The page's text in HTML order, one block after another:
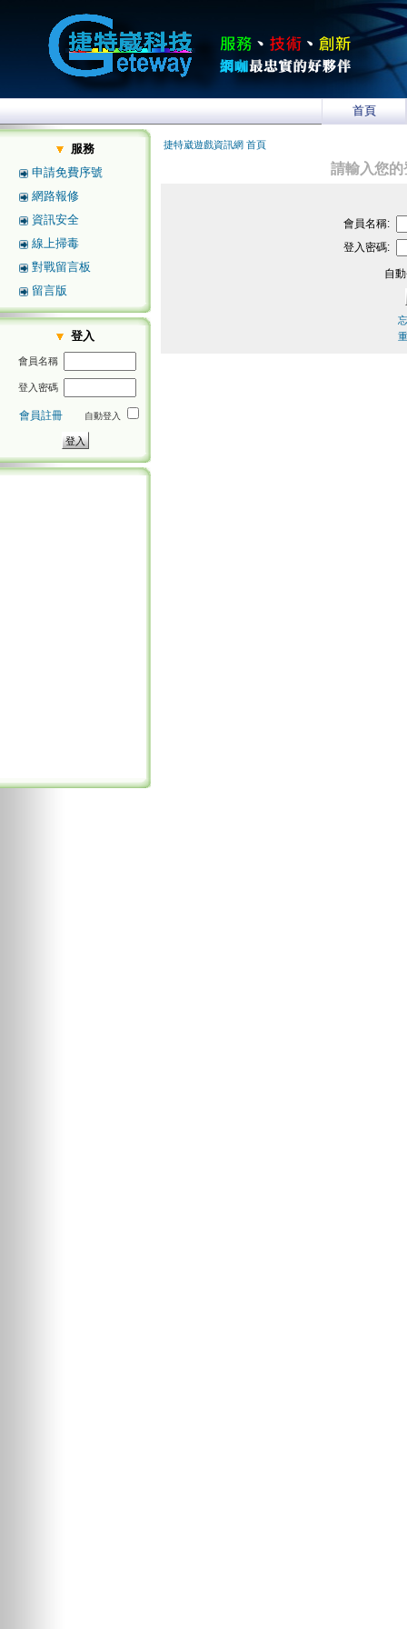
首頁
服務
申請免費序號
網路報修
資訊安全
線上掃毒
對戰留言板
留言版
登入
會員名稱
登入密碼
會員註冊 自動登入
捷特崴遊戲資訊網 首頁
請輸入您
會員名稱:
登入密碼:
自